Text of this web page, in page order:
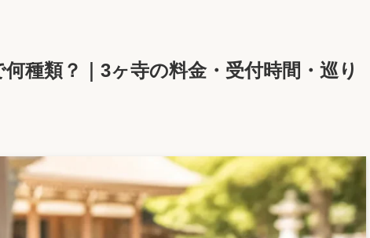
種類？｜3ヶ寺の料金・受付時間・巡り